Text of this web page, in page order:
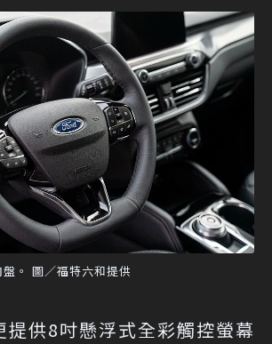
。 圖／福特六和提供
提供8吋懸浮式全彩觸控螢幕